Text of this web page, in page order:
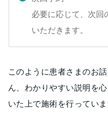
必要に応じて、次回
いただきます。
このように患者さまのお
ん、わかりやすい説明を
いた上で施術を行っていま